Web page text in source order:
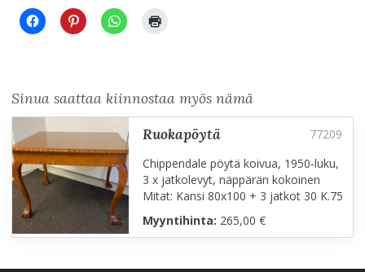
Sinua saattaa kiinnostaa myös nämä
ruokapöytä
Chippendale pöytä koivua, 1950-luku,
3 x jatkolevyt, näppärän kokoinen
Mitat: Kansi 80x100 + 3 jatkot 30 K.75
Myyntihinta: 265,00 €